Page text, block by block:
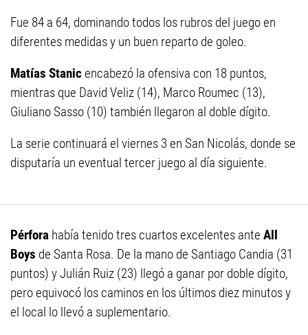
Fue 84 a 64, dominando todos los rubros del juego en
diferentes medidas y un buen reparto de goleo.
Matías Stanicencabezó la ofensiva con 18 puntos,
mientras que David Veliz (14), Marco Roumec (13),
Giuliano Sasso (10) también llegaron al doble dígito.
La serie continuará el viernes 3 en San Nicolás, donde se
disputaría un eventual tercer juego al día siguiente.
Pérfora había tenido tres cuartos excelentes ante All
Boys de Santa Rosa. De la mano de Santiago Candia (31
puntos) y Julián Ruiz (23) llegó a ganar por doble dígito,
pero equivocó los caminos en los últimos diez minutos y
el local lo llevó a suplementario.